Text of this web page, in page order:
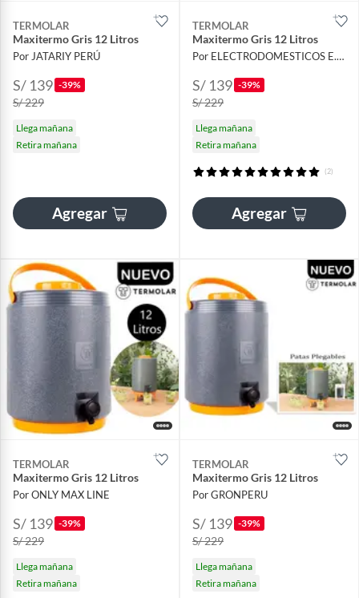
TERMOLAR
Maxitermo Gris 12 Litros
Por JATARIY PERÚ
S/ 139 -39%
S/ 229
Llega mañana
Retira mañana
Agregar
TERMOLAR
Maxitermo Gris 12 Litros
Por ELECTRODOMESTICOS E.I.R.L
S/ 139 -39%
S/ 229
Llega mañana
Retira mañana
(2)
Agregar
TERMOLAR
Maxitermo Gris 12 Litros
Por ONLY MAX LINE
S/ 139 -39%
S/ 229
Llega mañana
Retira mañana
TERMOLAR
Maxitermo Gris 12 Litros
Por GRONPERU
S/ 139 -39%
S/ 229
Llega mañana
Retira mañana